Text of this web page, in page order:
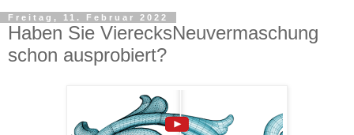
Freitag, 11. Februar 2022
Haben Sie VierecksNeuvermaschung
schon ausprobiert?